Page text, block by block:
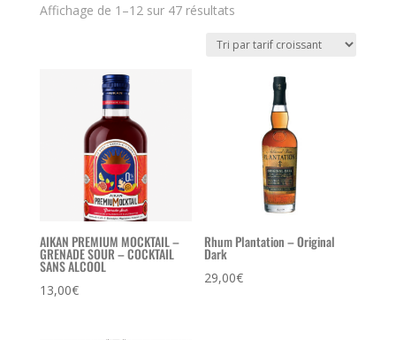
Affichage de 1–12 sur 47 résultatsTrié
prix
AIKAN PREMIUM MOCKTAIL –
GRENADE SOUR – COCKTAIL
SANS ALCOOL
13,00€
Rhum Plantation – Original
Dark
29,00€